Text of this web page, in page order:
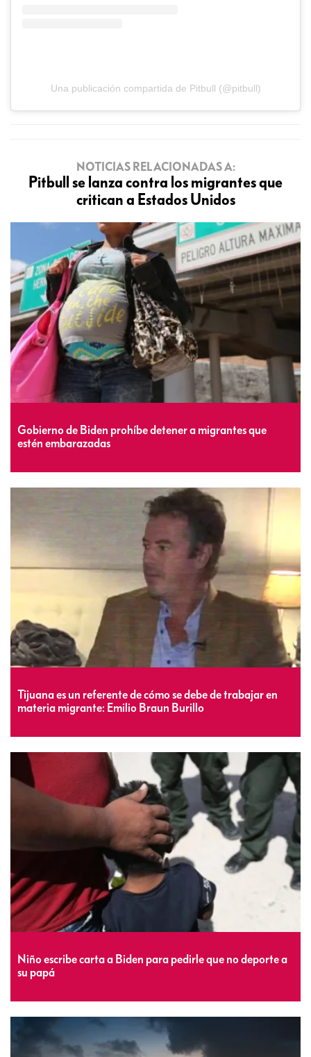
Una publicación compartida de Pitbull (@pitbull)
NOTICIAS RELACIONADAS A:
Pitbull se lanza contra los migrantes que
critican a Estados Unidos
Gobierno de Biden prohíbe detener a migrantes que
estén embarazadas
Tijuana es un referente de cómo se debe de trabajar en
materia migrante: Emilio Braun Burillo
Niño escribe carta a Biden para pedirle que no deporte a
su papá